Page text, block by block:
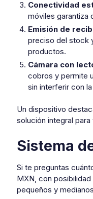
Conectividad
móviles garantiza
Emisión de
preciso del stock
productos.
Cámara con
cobros y permite
sin interferir con
Un dispositivo
solución integral
Sistema
Si te preguntas
MXN, con
pequeños y